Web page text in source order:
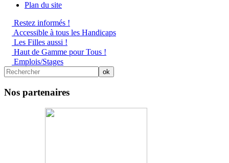
Plan du site
Restez informés !
Accessible à tous les Handicaps
Les Filles aussi !
Haut de Gamme pour Tous !
Emplois/Stages
Nos partenaires